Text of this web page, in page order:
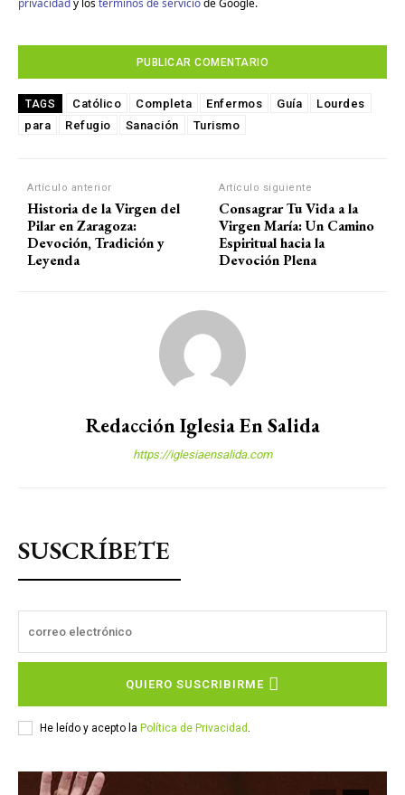
TAGS Católico Completa Enfermos Guía
Lourdes
para
Refugio Sanación Turismo
Artículo anterior
Historia de la Virgen del
Pilar en Zaragoza:
Devoción, Tradición y
Leyenda
Artículo siguiente
Consagrar Tu Vida a la
Virgen María: Un Camino
Espiritual hacia la
Devoción Plena
Redacción Iglesia En Salida
https://iglesiaensalida.com
SUSCRÍBETE
QUIERO SUSCRIBIRME
He leído y acepto la Política de Privacidad